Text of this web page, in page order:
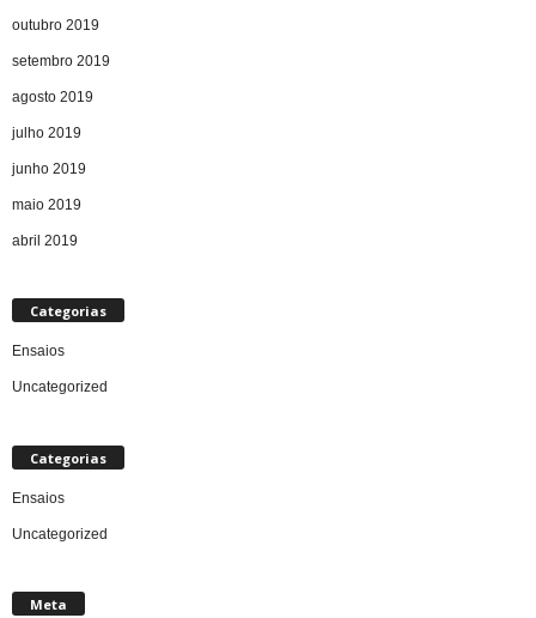
outubro 2019
setembro 2019
agosto 2019
julho 2019
junho 2019
maio 2019
abril 2019
Categorias
Ensaios
Uncategorized
Categorias
Ensaios
Uncategorized
Meta